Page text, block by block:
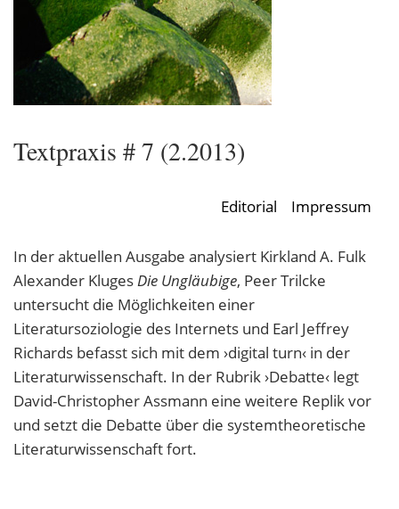
Textpraxis # 7 (2.2013)
Editorial Impressum
In der aktuellen Ausgabe analysiert Kirkland A. Fulk
Alexander Kluges Die Ungläubige, Peer Trilcke
untersucht die Möglichkeiten einer
Literatursoziologie des Internets und Earl Jeffrey
Richards befasst sich mit dem ›digital turn‹ in der
Literaturwissenschaft. In der Rubrik ›Debatte‹ legt
David-Christopher Assmann eine weitere Replik vor
und setzt die Debatte über die systemtheoretische
Literaturwissenschaft fort.